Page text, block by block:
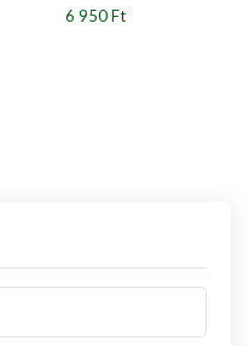
6 950 Ft